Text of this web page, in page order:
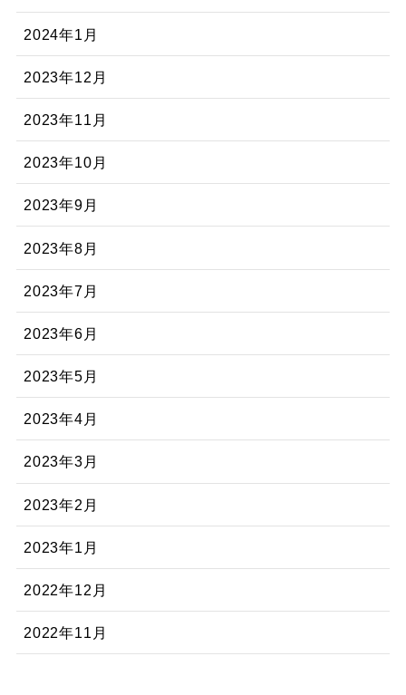
2024年1月
2023年12月
2023年11月
2023年10月
2023年9月
2023年8月
2023年7月
2023年6月
2023年5月
2023年4月
2023年3月
2023年2月
2023年1月
2022年12月
2022年11月